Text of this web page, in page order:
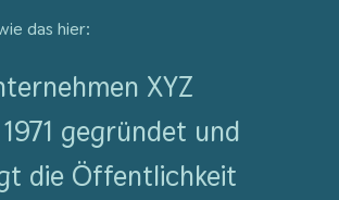
das hier:
XYZ
gegründet und
die Öffentlichkeit